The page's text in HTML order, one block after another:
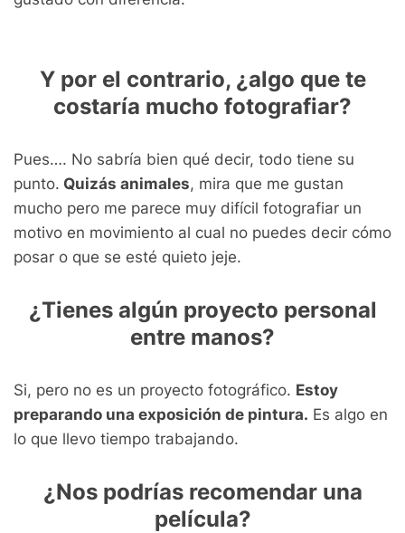
Y por el contrario, ¿algo que te
costaría mucho fotografiar?
Pues…. No sabría bien qué decir, todo tiene su
punto. Quizás animales, mira que me gustan
mucho pero me parece muy difícil fotografiar un
motivo en movimiento al cual no puedes decir cómo
posar o que se esté quieto jeje.
¿Tienes algún proyecto personal
entre manos?
Si, pero no es un proyecto fotográfico. Estoy
preparando una exposición de pintura. Es algo en
lo que llevo tiempo trabajando.
¿Nos podrías recomendar una
película?